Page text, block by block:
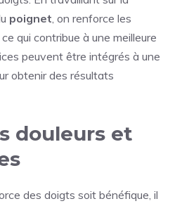
poignet, on renforce les
qui contribue à une meilleure
peuvent être intégrés à une
obtenir des résultats
douleurs et
des doigts soit bénéfique, il